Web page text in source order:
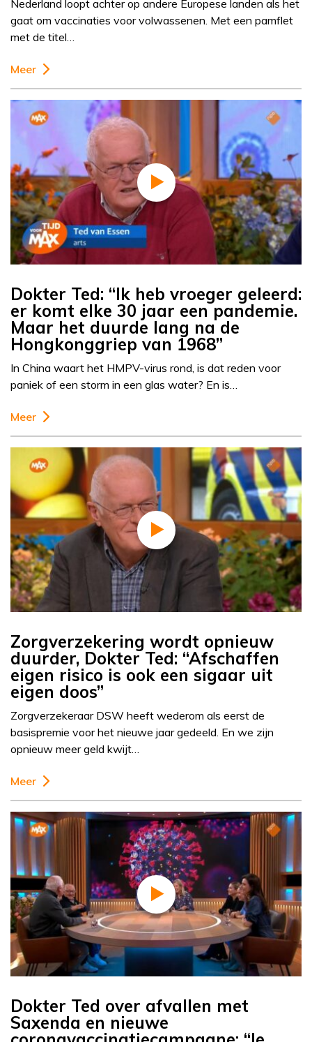
Nederland loopt achter op andere Europese landen als het
gaat om vaccinaties voor volwassenen. Met een pamflet
met de titel…
Meer
Dokter Ted: “Ik heb vroeger geleerd:
er komt elke 30 jaar een pandemie.
Maar het duurde lang na de
Hongkonggriep van 1968”
In China waart het HMPV-virus rond, is dat reden voor
paniek of een storm in een glas water? En is…
Meer
Zorgverzekering wordt opnieuw
duurder, Dokter Ted: “Afschaffen
eigen risico is ook een sigaar uit
eigen doos”
Zorgverzekeraar DSW heeft wederom als eerst de
basispremie voor het nieuwe jaar gedeeld. En we zijn
opnieuw meer geld kwijt…
Meer
Dokter Ted over afvallen met
Saxenda en nieuwe